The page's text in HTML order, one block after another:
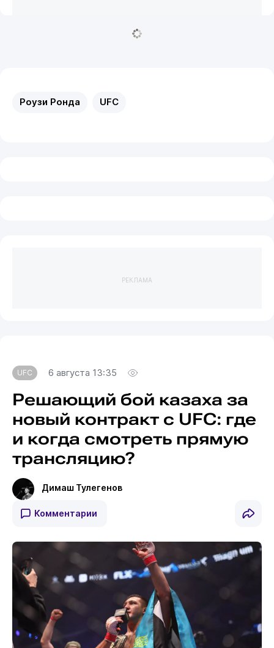
Роузи Ронда UFC
РЕКЛАМА
UFC 6 августа 13:35
Решающий бой казаха за
новый контракт с UFC: где
и когда смотреть прямую
трансляцию?
Димаш Тулегенов
Комментарии